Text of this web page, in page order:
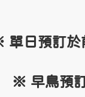
單日預訂於
※ 早鳥預